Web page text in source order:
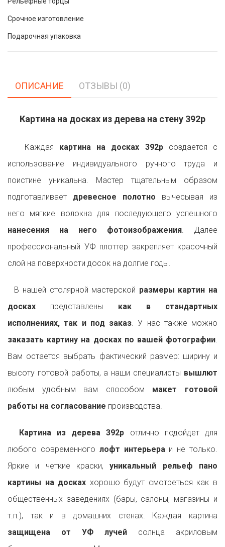
Срочное изготовление
Подарочная упаковка
ОПИСАНИЕ ОТЗЫВЫ (0)
Картина на досках из дерева на стену 392p
Каждая картина на досках 392pсоздается с
использование индивидуального ручного труда и
поистине уникальна. Мастер тщательным образом
подготавливает древесное полотно вычесывая из
него мягкие волокна для последующего успешного
нанесения на него фотоизображения. Далее
профессиональный УФ плоттер закрепляет красочный
слой на поверхности досок на долгие годы.
В нашей столярной мастерской размеры картин на
досках представлены как в стандартных
исполнениях, так и под заказ. У нас также можно
заказать картину на досках по вашей фотографии.
Вам остается выбрать фактический размер: ширину и
высоту готовой работы, а наши специалисты вышлют
любым удобным вам способом макет готовой
работы на согласование производства.
Картина из дерева 392p отлично подойдет для
любого современного лофт интерьераи не только.
Яркие и четкие краски,уникальный рельеф пано
картины на досках хорошо будут смотреться как в
общественных заведениях (бары, салоны, магазины и
т.п.), так и в домашних стенах. Каждая картина
защищена от УФ лучей солнца акриловым